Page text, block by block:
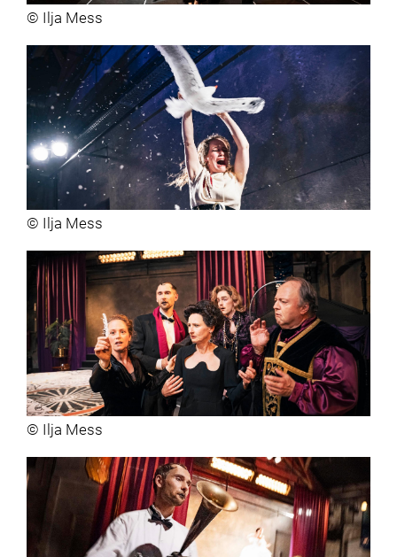
© Ilja Mess
© Ilja Mess
© Ilja Mess